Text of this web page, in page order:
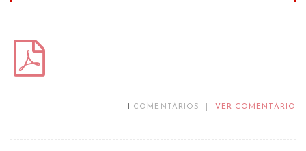
COMENTARIOS VER COMENTARIO